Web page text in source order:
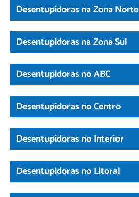
Desentupidoras na Zona Norte
Desentupidoras na Zona Sul
Desentupidoras no ABC
Desentupidoras no Centro
Desentupidoras no Interior
Desentupidoras no Litoral